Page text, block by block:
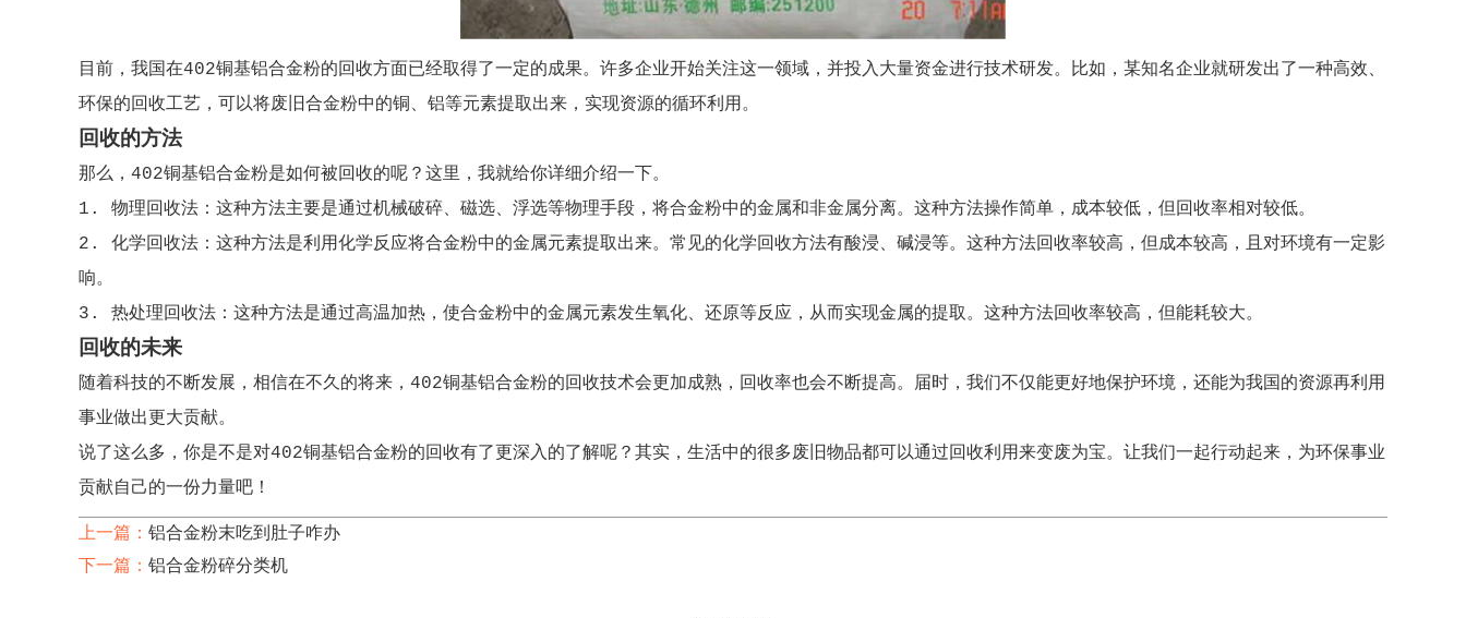
目前，我国在402铜基铝合金粉的回收方面已经取得了一定的成果。许多企业开始关注这一领域，并投入大量资金进行技术研发。比如，某知名企业就研发出了一种高效、
环保的回收工艺，可以将废旧合金粉中的铜、铝等元素提取出来，实现资源的循环利用。
回收的方法
那么，402铜基铝合金粉是如何被回收的呢？这里，我就给你详细介绍一下。
1. 物理回收法：这种方法主要是通过机械破碎、磁选、浮选等物理手段，将合金粉中的金属和非金属分离。这种方法操作简单，成本较低，但回收率相对较低。
2. 化学回收法：这种方法是利用化学反应将合金粉中的金属元素提取出来。常见的化学回收方法有酸浸、碱浸等。这种方法回收率较高，但成本较高，且对环境有一定影
响。
3. 热处理回收法：这种方法是通过高温加热，使合金粉中的金属元素发生氧化、还原等反应，从而实现金属的提取。这种方法回收率较高，但能耗较大。
回收的未来
随着科技的不断发展，相信在不久的将来，402铜基铝合金粉的回收技术会更加成熟，回收率也会不断提高。届时，我们不仅能更好地保护环境，还能为我国的资源再利用
事业做出更大贡献。
说了这么多，你是不是对402铜基铝合金粉的回收有了更深入的了解呢？其实，生活中的很多废旧物品都可以通过回收利用来变废为宝。让我们一起行动起来，为环保事业
贡献自己的一份力量吧！
上一篇： 铝合金粉末吃到肚子咋办
下一篇： 铝合金粉碎分类机